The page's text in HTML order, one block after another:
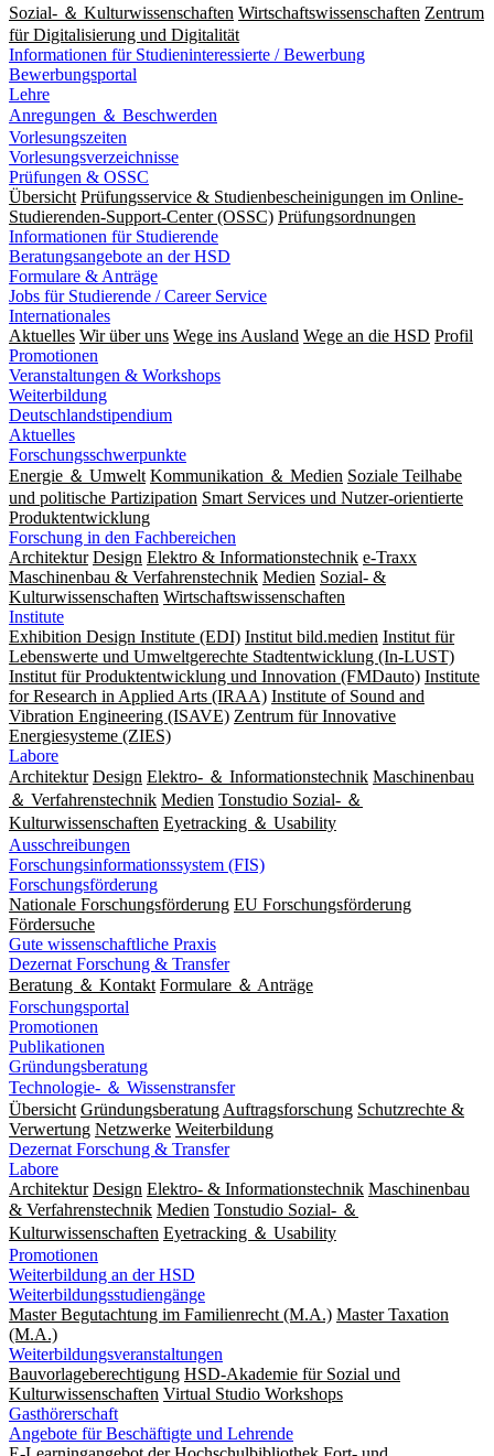
Sozial- ＆ Kulturwissenschaften Wirtschaftswissenschaften Zentrum
für Digitalisierung und Digitalität
Informationen für Studieninteressierte / Bewerbung
Bewerbungsportal
Lehre
Anregungen ＆ Beschwerden
Vorlesungszeiten
Vorlesungsverzeichnisse
Prüfungen & OSSC
Übersicht Prüfungsservice & Studienbescheinigungen im Online-
Studierenden-Support-Center (OSSC) Prüfungsordnungen
Informationen für Studierende
Beratungsangebote an der HSD
Formulare & Anträge
Jobs für Studierende / Career Service
Internationales
Aktuelles Wir über uns Wege ins Ausland Wege an die HSD Profil
Promotionen
Veranstaltungen & Workshops
Weiterbildung
Deutschlandstipendium
Aktuelles
Forschungsschwerpunkte
Energie ＆ Umwelt Kommunikation ＆ Medien Soziale Teilhabe
und politische Partizipation Smart Services und Nutzer-orientierte
Produktentwicklung
Forschung in den Fachbereichen
Architektur Design Elektro & Informationstechnik e-Traxx
Maschinenbau & Verfahrenstechnik Medien Sozial- &
Kulturwissenschaften Wirtschaftswissenschaften
Institute
Exhibition Design Institute (EDI) Institut bild.medien Institut für
Lebenswerte und Umweltgerechte Stadtentwicklung (In-LUST)
Institut für Produktentwicklung und Innovation (FMDauto) Institute
for Research in Applied Arts (IRAA) Institute of Sound and
Vibration Engineering (ISAVE) Zentrum für Innovative
Energiesysteme (ZIES)
Labore
Architektur Design Elektro- ＆ Informationstechnik Maschinenbau
＆ Verfahrenstechnik Medien Tonstudio Sozial- ＆
Kulturwissenschaften Eyetracking ＆ Usability
Ausschreibungen
Forschungsinformationssystem (FIS)
Forschungsförderung
Nationale Forschungsförderung EU Forschungsförderung
Fördersuche
Gute wissenschaftliche Praxis
Dezernat Forschung & Transfer
Beratung ＆ Kontakt Formulare ＆ Anträge
Forschungsportal
Promotionen
Publikationen
Gründungsberatung
Technologie- ＆ Wissenstransfer
Übersicht Gründungsberatung Auftragsforschung Schutzrechte &
Verwertung Netzwerke Weiterbildung
Dezernat Forschung & Transfer
Labore
Architektur Design Elektro- & Informationstechnik Maschinenbau
& Verfahrenstechnik Medien Tonstudio Sozial- ＆
Kulturwissenschaften Eyetracking ＆ Usability
Promotionen
Weiterbildung an der HSD
Weiterbildungsstudiengänge
Master Begutachtung im Familienrecht (M.A.) Master Taxation
(M.A.)
Weiterbildungsveranstaltungen
Bauvorlageberechtigung HSD-Akademie für Sozial und
Kulturwissenschaften Virtual Studio Workshops
Gasthörerschaft
Angebote für Beschäftigte und Lehrende